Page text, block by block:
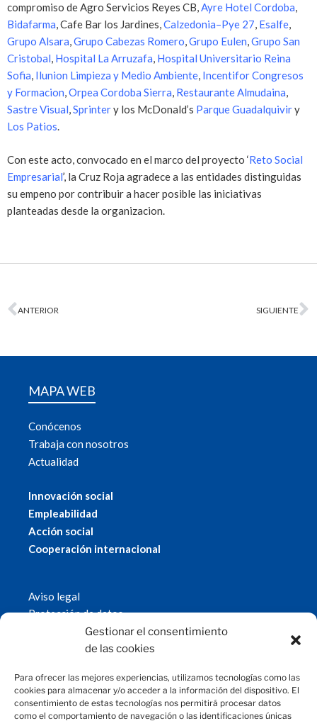
Gestionar el consentimiento
de las cookies
Para ofrecer las mejores experiencias, utilizamos tecnologías como las
cookies para almacenar y/o acceder a la información del dispositivo. El
consentimiento de estas tecnologías nos permitirá procesar datos
como el comportamiento de navegación o las identificaciones únicas
compromiso de Agro Servicios Reyes CB,Ayre Hotel Cordoba,
Bidafarma, Cafe Bar los Jardines,Calzedonia–Pye 27, Esalfe,
Grupo Alsara,Grupo Cabezas Romero,Grupo Eulen,Grupo San
Cristobal, Hospital La Arruzafa, Hospital Universitario Reina
Sofia, Ilunion Limpieza y Medio Ambiente, Incentifor Congresos
y Formacion,Orpea Cordoba Sierra, Restaurante Almudaina,
Sastre Visual,Sprintery los McDonald’s Parque Guadalquiviry
Los Patios.
Con este acto, convocado en el marco del proyecto ‘Reto Social
Empresarial’, la Cruz Roja agradece a las entidades distinguidas
su empeno por contribuir a hacer posible las iniciativas
planteadas desde la organizacion.
ANTERIOR SIGUIENTE
MAPA WEB
Conócenos
Trabaja con nosotros
Actualidad
Innovación social
Empleabilidad
Acción social
Cooperación internacional
Aviso legal
Protección de datos
Política de cookies
© 2019 Fundación Magtel.
CONTACTO